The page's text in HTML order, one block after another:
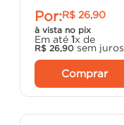
Por:R$ 26,90
à vista no pix
Em até 1x de
R$ 26,90 sem juros
Comprar